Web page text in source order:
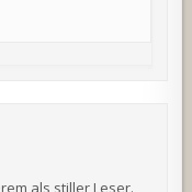
als stiller Leser.